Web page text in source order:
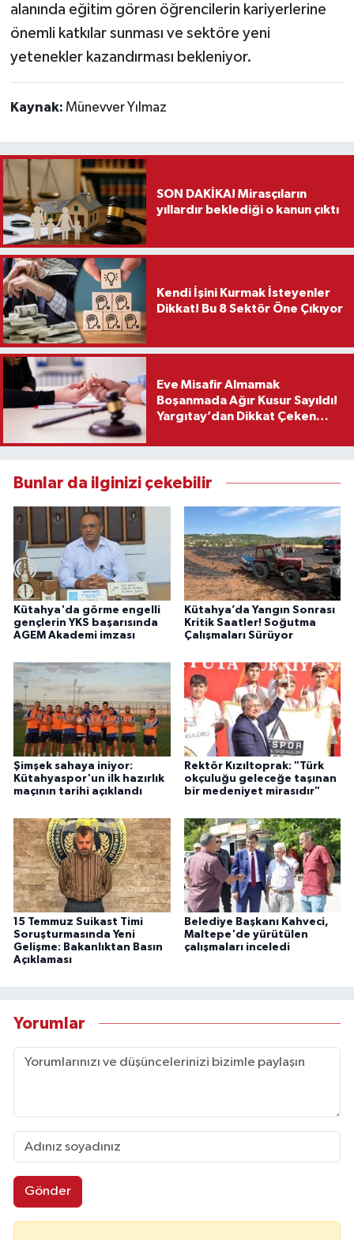
alanında eğitim gören öğrencilerin kariyerlerine
önemli katkılar sunması ve sektöre yeni
yetenekler kazandırması bekleniyor.
Kaynak: Münevver Yılmaz
SON DAKİKA! Mirasçıların
yıllardır beklediği o kanun çıktı
Kendi İşini Kurmak İsteyenler
Dikkat! Bu 8 Sektör Öne Çıkıyor
Eve Misafir Almamak
Boşanmada Ağır Kusur Sayıldı!
Yargıtay’dan Dikkat Çeken
Bunlar da ilginizi çekebilir
Kütahya'da görme engelli
gençlerin YKS başarısında
AGEM Akademi imzası
Kütahya’da Yangın Sonrası
Kritik Saatler! Soğutma
Çalışmaları Sürüyor
Şimşek sahaya iniyor:
Kütahyaspor'un ilk hazırlık
maçının tarihi açıklandı
Rektör Kızıltoprak: "Türk
okçuluğu geleceğe taşınan
bir medeniyet mirasıdır"
15 Temmuz Suikast Timi
Soruşturmasında Yeni
Gelişme: Bakanlıktan Basın
Açıklaması
Belediye Başkanı Kahveci,
Maltepe'de yürütülen
çalışmaları inceledi
Yorumlar
Gönder